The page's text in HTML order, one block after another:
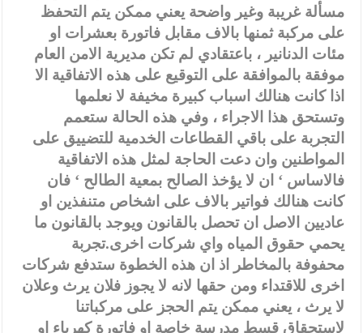
مسألة غريبة وغير واضحة يعني ممكن يتم التحفظ
على مركبة ثمنها بالاف مقابل فاتورة بعشرات او
مئات الدنانير ، باعتقادي لم تكن مديرية الامن العام
موفقة بالموافقة على التوقيع على هذه الاتفاقية الا
اذا كانت هنالك اسباب كبيرة مخيفة لا نعلمها
وتستحق هذا الاجراء ، وفي هذه الحالة ستعمم
التجربة على باقي القطاعات الخدمية للتضييق على
المواطنين وان دعت الحاجة لمثل هذه الاتفاقية
فالاساس ‘ ان لا يؤخذ الصالح بمعية الطالح ‘ فان
كانت هنالك فواتير بالاف على اشخاص متنفذين او
عاديين الاصل ان تحصل بالقانون ويوجد بالقانون ما
يحمي حقوق المياه واي شركات اخرى.تجربة
محفوفة بالمخاطر اذ ان هذه الخطوة ستدفع شركات
اخرى للاقتداء ومن حقها لانه لا يجوز فلان يرث وعلان
لا يرث ، يعني ممكن يتم الحجز على مركباتنا
لاستحقاق قسط مدرسة خاصة او فاتورة كهرباء او